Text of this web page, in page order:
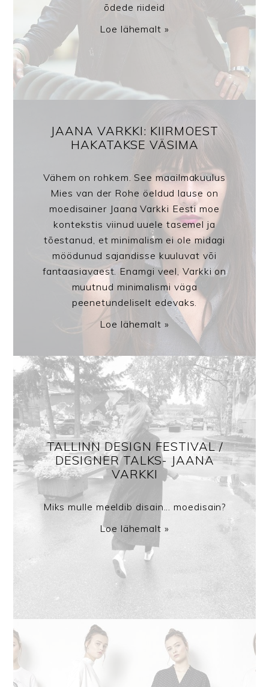
õdede riideid
Loe lähemalt »
JAANA VARKKI: KIIRMOEST
HAKATAKSE VÄSIMA
Vähem on rohkem. See maailmakuulus
Mies van der Rohe öeldud lause on
moedisainer Jaana Varkki Eesti moe
kontekstis viinud uuele tasemel ja
tõestanud, et minimalism ei ole midagi
möödunud sajandisse kuuluvat või
fantaasiavaest. Enamgi veel, Varkki on
muutnud minimalismi väga
peenetundeliselt edevaks.
Loe lähemalt »
TALLINN DESIGN FESTIVAL /
DESIGNER TALKS- JAANA
VARKKI
Miks mulle meeldib disain... moedisain?
Loe lähemalt »